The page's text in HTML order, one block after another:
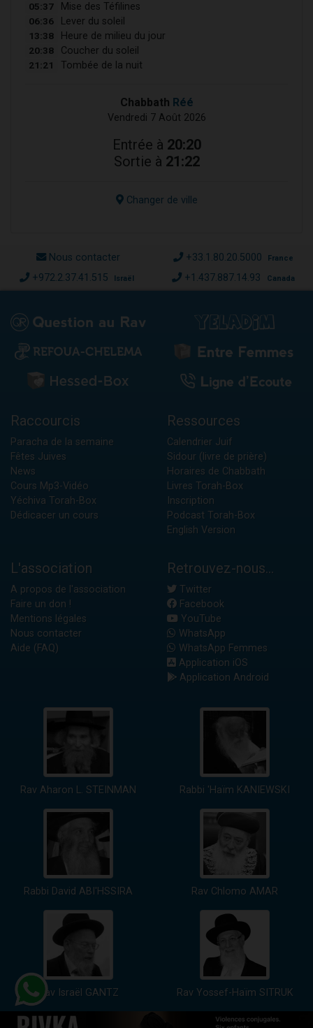
05:37 Mise des Téfilines
06:36 Lever du soleil
13:38 Heure de milieu du jour
20:38 Coucher du soleil
21:21 Tombée de la nuit
Chabbath Réé
Vendredi 7 Août 2026
Entrée à 20:20
Sortie à 21:22
Changer de ville
Nous contacter +33.1.80.20.5000 France
+972.2.37.41.515 Israël +1.437.887.14.93 Canada
Raccourcis
Paracha de la semaine
Fêtes Juives
News
Cours Mp3-Vidéo
Yéchiva Torah-Box
Dédicacer un cours
Ressources
Calendrier Juif
Sidour (livre de prière)
Horaires de Chabbath
Livres Torah-Box
Inscription
Podcast Torah-Box
English Version
L'association
A propos de l'association
Faire un don !
Mentions légales
Nous contacter
Aide (FAQ)
Retrouvez-nous...
Twitter
Facebook
YouTube
WhatsApp
WhatsApp Femmes
Application iOS
Application Android
Rav Aharon L. STEINMAN Rabbi 'Haïm KANIEWSKI
Rabbi David ABI'HSSIRA Rav Chlomo AMAR
Rav Israël GANTZ Rav Yossef-Haïm SITRUK